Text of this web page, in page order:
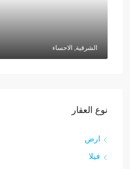
الشرقية, الاحساء
نوع العقار
ارض
فيلا